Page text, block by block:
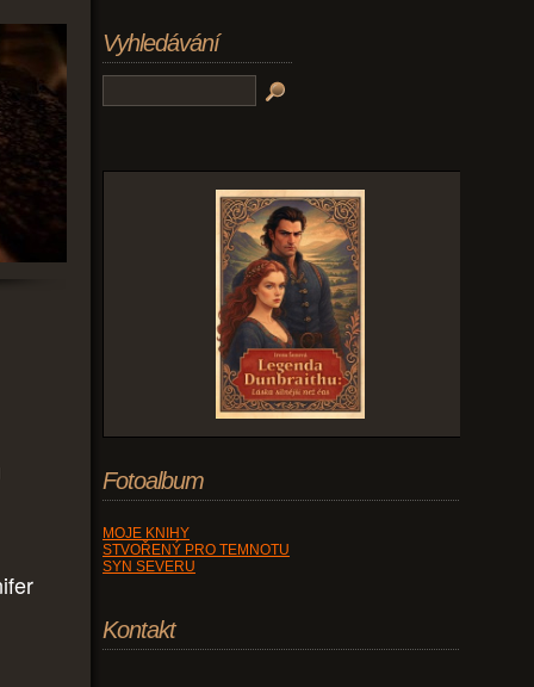
Vyhledávání
Fotoalbum
MOJE KNIHY
STVOŘENÝ PRO TEMNOTU
SYN SEVERU
Kontakt